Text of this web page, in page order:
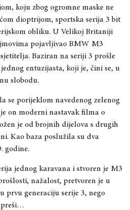
koju zbog ogromne maske ne
dioptrijom, sportska serija 3 bit
obliku. U Velikoj Britaniji
pojavljivao BMW M3
Baziran na seriji 3 prošle
entuzijasta, koji je, čini se, u
slobodu.
se porijeklom navedenog zelenog
on moderni nastavak filma o
je od brojnih dijelova s drugih
Kao baza poslužila su dva
godine.
jednog karavana i stvoren je M3
nažalost, pretvoren je u
prvu generaciju serije 3, nego
preši…